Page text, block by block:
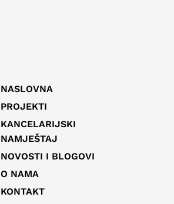
NASLOVNA
PROJEKTI
KANCELARIJSKI
NAMJEŠTAJ
NOVOSTI I BLOGOVI
O NAMA
KONTAKT